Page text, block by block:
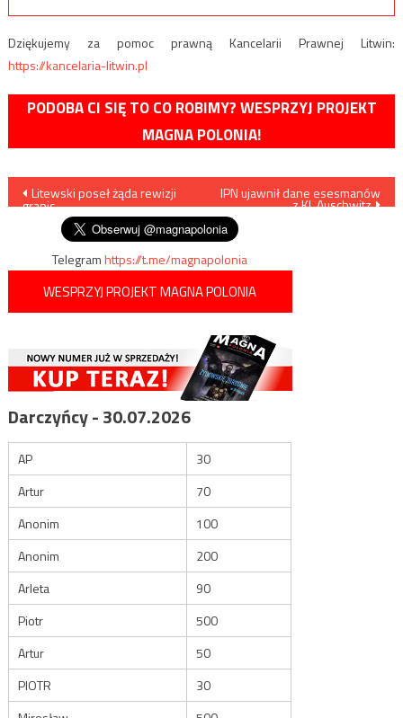
Dziękujemy za pomoc prawną Kancelarii Prawnej Litwin:
https://kancelaria-litwin.pl
PODOBA CI SIĘ TO CO ROBIMY? WESPRZYJ PROJEKT
MAGNA POLONIA!
Nawigacja
wpisu
Litewski poseł żąda rewizji
granic
IPN ujawnił dane esesmanów
z KL Auschwitz
Telegramhttps://t.me/magnapolonia
WESPRZYJ PROJEKT MAGNA POLONIA
Darczyńcy - 30.07.2026
AP
30
Artur
70
Anonim
100
Anonim
200
Arleta
90
Piotr
500
Artur
50
PIOTR
30